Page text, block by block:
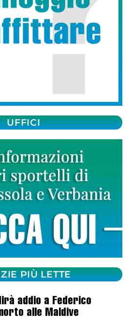
UFFICI
PIÙ LETTE
addio a Federico
alle Maldive